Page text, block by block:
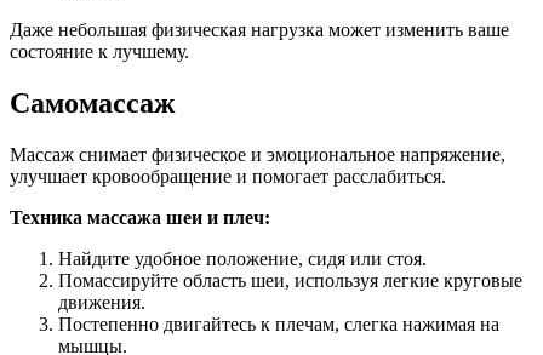
Даже небольшая физическая нагрузка может изменить ваше
состояние к лучшему.
Самомассаж
Массаж снимает физическое и эмоциональное напряжение,
улучшает кровообращение и помогает расслабиться.
Техника массажа шеи и плеч:
Найдите удобное положение, сидя или стоя.
Помассируйте область шеи, используя легкие круговые
движения.
Постепенно двигайтесь к плечам, слегка нажимая на
мышцы.